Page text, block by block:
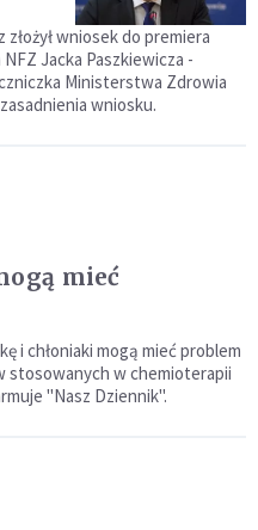
wniosek do premiera
Jacka Paszkiewicza -
Ministerstwa Zdrowia
wniosku.
mieć
i chłoniaki mogą mieć problem
w chemioterapii
"Nasz Dziennik".